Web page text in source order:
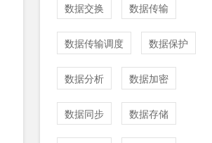
数据交换 数据传输
数据传输调度 数据保护
数据分析 数据加密
数据同步 数据存储